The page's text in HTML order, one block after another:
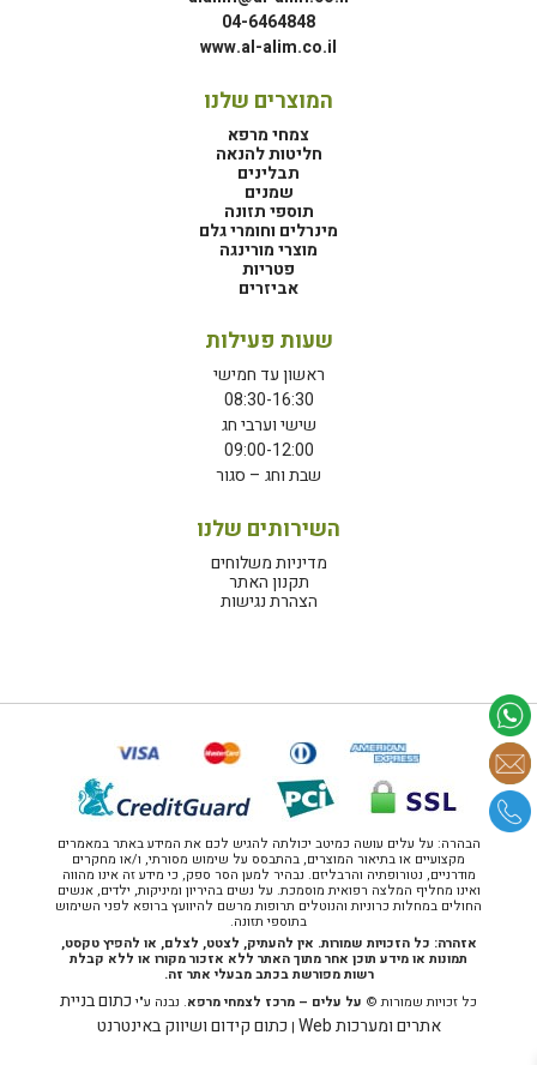
04-6464848
www.al-alim.co.il
המוצרים שלנו
צמחי מרפא
חליטות להנאה
תבלינים
שמנים
תוספי תזונה
מינרלים וחומרי גלם
מוצרי מורינגה
פטריות
אביזרים
שעות פעילות
ראשון עד חמישי
08:30-16:30
שישי וערבי חג
09:00-12:00
שבת וחג – סגור
השירותים שלנו
מדיניות משלוחים
תקנון האתר
הצהרת נגישות
הבהרה: על עלים עושה כמיטב יכולתה להגיש לכם את המידע באתר במאמרים
מקצועיים או בתיאור המוצרים, בהתבסס על שימוש מסורתי, ו/או מחקרים
מודרניים, נטורופתיה והרבליזם. נבהיר למען הסר ספק, כי מידע זה אינו מהווה
ואינו מחליף המלצה רפואית מוסמכת. על נשים בהיריון ומיניקות, ילדים, אנשים
החולים במחלות כרוניות והנוטלים תרופות מרשם להיוועץ ברופא לפני השימוש
בתוספי תזונה.
אזהרה: כל הזכויות שמורות. אין להעתיק, לצטט, לצלם, או להפיץ טקסט,
תמונות או מידע תוכן אחר מתוך האתר ללא אזכור מקורו או ללא קבלת
רשות מפורשת בכתב מבעלי אתר זה.
כל זכויות שמורות © על עלים – מרכז לצמחי מרפא. נבנה ע"יכתום בניית
אתרים ומערכות Web
| כתום קידום ושיווק באינטרנט